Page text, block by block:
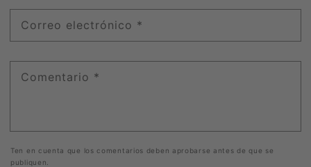
Correo electrónico *
Comentario *
Ten en cuenta que los comentarios deben aprobarse antes de que se
publiquen.